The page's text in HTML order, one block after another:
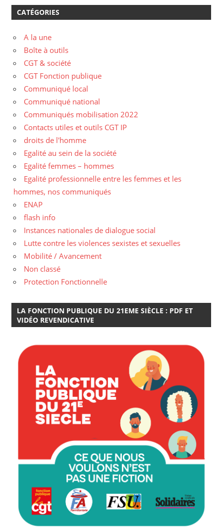
CATÉGORIES
A la une
Boîte à outils
CGT & société
CGT Fonction publique
Communiqué local
Communiqué national
Communiqués mobilisation 2022
Contacts utiles et outils CGT IP
droits de l'homme
Egalité au sein de la société
Egalité femmes – hommes
Egalité professionnelle entre les femmes et les
hommes, nos communiqués
ENAP
flash info
Instances nationales de dialogue social
Lutte contre les violences sexistes et sexuelles
Mobilité / Avancement
Non classé
Protection Fonctionnelle
LA FONCTION PUBLIQUE DU 21EME SIÈCLE : PDF ET
VIDÉO REVENDICATIVE